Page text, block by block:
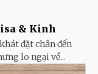
& Kinh
đặt chân đến
lo ngại về...